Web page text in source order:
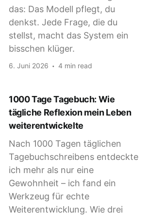
das: Das Modell pflegt, du
denkst. Jede Frage, die du
stellst, macht das System ein
bisschen klüger.
6. Juni 2026 4 min read
1000 Tage Tagebuch: Wie
tägliche Reflexion mein Leben
weiterentwickelte
Nach 1000 Tagen täglichen
Tagebuchschreibens entdeckte
ich mehr als nur eine
Gewohnheit – ich fand ein
Werkzeug für echte
Weiterentwicklung. Wie drei